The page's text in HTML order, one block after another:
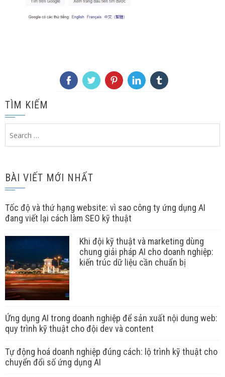
TÌM KIẾM
BÀI VIẾT MỚI NHẤT
Tốc độ và thứ hạng website: vì sao công ty ứng dụng AI
đang viết lại cách làm SEO kỹ thuật
Khi đội kỹ thuật và marketing dùng
chung giải pháp AI cho doanh nghiệp:
kiến trúc dữ liệu cần chuẩn bị
Ứng dụng AI trong doanh nghiệp để sản xuất nội dung web:
quy trình kỹ thuật cho đội dev và content
Tự động hoá doanh nghiệp đúng cách: lộ trình kỹ thuật cho
chuyển đổi số ứng dụng AI